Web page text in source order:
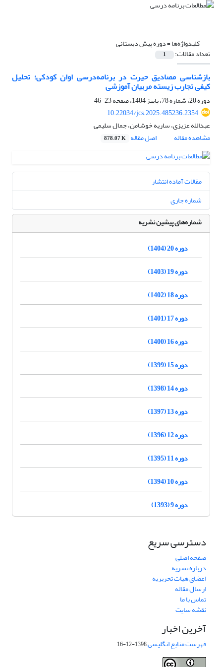
کلیدواژه‌ها =دوره پیش دبستانی
تعداد مقالات: 1
بازشناسی مصادیق حیرت در برنامه‌درسی اوان کودکی؛ تحلیل
کیفی تجارب زیسته مربیان آموزشی
دوره 20، شماره 78، پاییز 1404، صفحه
23-46
10.22034/jcs.2025.485236.2354
عبدالله عزیزی، ساریه خوشامن، جمال سلیمی
مشاهده مقاله
اصل مقاله 878.07 K
مقالات آماده انتشار
شماره جاری
شماره‌های پیشین نشریه
دوره 20 (1404)
دوره 19 (1403)
دوره 18 (1402)
دوره 17 (1401)
دوره 16 (1400)
دوره 15 (1399)
دوره 14 (1398)
دوره 13 (1397)
دوره 12 (1396)
دوره 11 (1395)
دوره 10 (1394)
دوره 9 (1393)
دسترسی سریع
صفحه اصلی
درباره نشریه
اعضای هیات تحریریه
ارسال مقاله
تماس با ما
نقشه سایت
آخرین اخبار
فهرست منابع انگلیسی1398-12-16